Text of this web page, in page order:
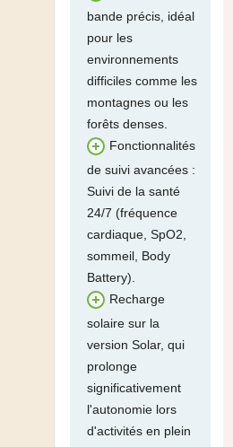
bande précis, idéal
pour les
environnements
difficiles comme les
montagnes ou les
forêts denses.
Fonctionnalités
de suivi avancées :
Suivi de la santé
24/7 (fréquence
cardiaque, SpO2,
sommeil, Body
Battery).
Recharge
solaire sur la
version Solar, qui
prolonge
significativement
l'autonomie lors
d'activités en plein